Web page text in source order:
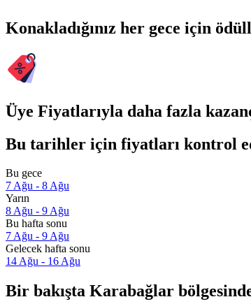
Konakladığınız her gece için
Üye Fiyatlarıyla daha fazla
Bu tarihler için fiyatları kontrol
Bu gece
7 Ağu - 8 Ağu
Yarın
8 Ağu - 9 Ağu
Bu hafta sonu
7 Ağu - 9 Ağu
Gelecek hafta sonu
14 Ağu - 16 Ağu
Bir bakışta Karabağlar